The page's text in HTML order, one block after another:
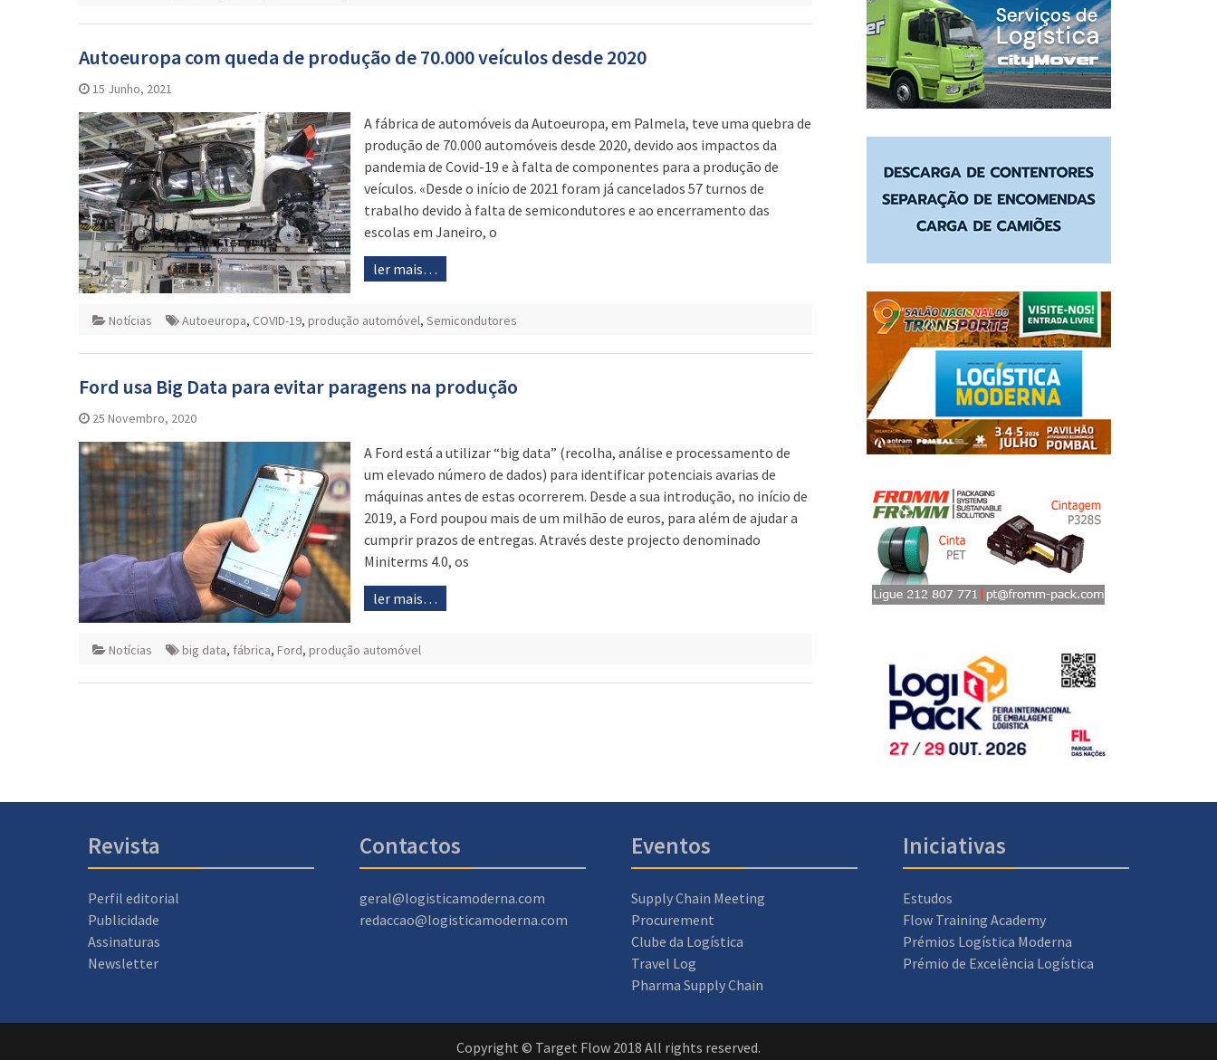
Autoeuropa com queda de produção de 70.000 veículos desde 2020
15 Junho, 2021
A fábrica de automóveis da Autoeuropa, em Palmela, teve uma quebra de
produção de 70.000 automóveis desde 2020, devido aos impactos da
pandemia de Covid-19 e à falta de componentes para a produção de
veículos. «Desde o início de 2021 foram já cancelados 57 turnos de
trabalho devido à falta de semicondutores e ao encerramento das
escolas em Janeiro, o
ler mais…
Notícias Autoeuropa, COVID-19, produção automóvel, Semicondutores
Ford usa Big Data para evitar paragens na produção
25 Novembro, 2020
A Ford está a utilizar “big data” (recolha, análise e processamento de
um elevado número de dados) para identificar potenciais avarias de
máquinas antes de estas ocorrerem. Desde a sua introdução, no início de
2019, a Ford poupou mais de um milhão de euros, para além de ajudar a
cumprir prazos de entregas. Através deste projecto denominado
Miniterms 4.0, os
ler mais…
Notícias big data, fábrica, Ford, produção automóvel
Revista
Perfil editorial
Publicidade
Assinaturas
Newsletter
Contactos
geral@logisticamoderna.com
redaccao@logisticamoderna.com
Eventos
Supply Chain Meeting
Procurement
Clube da Logística
Travel Log
Pharma Supply Chain
Iniciativas
Estudos
Flow Training Academy
Prémios Logística Moderna
Prémio de Excelência Logística
Copyright © Target Flow 2018 All rights reserved.